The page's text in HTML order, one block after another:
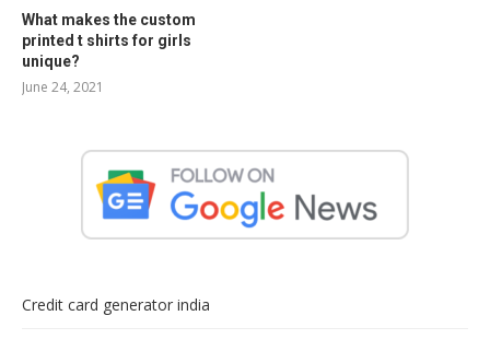
What makes the custom
printed t shirts for girls
unique?
June 24, 2021
Credit card generator india